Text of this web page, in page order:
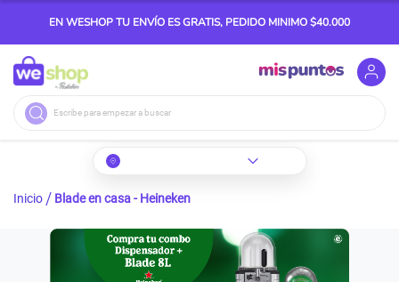
EN WESHOP TU ENVÍO ES GRATIS, PEDIDO MINIMO $40.000
Buscar
Inicio Blade en casa - Heineken